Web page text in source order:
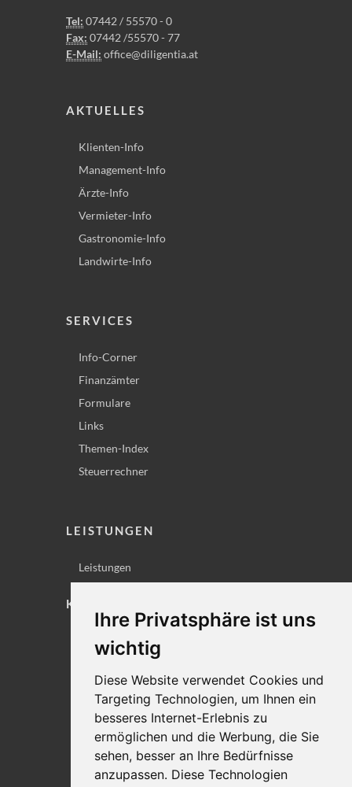
Ihre Privatsphäre ist uns
wichtig
Diese Website verwendet Cookies und
Targeting Technologien, um Ihnen ein
besseres Internet-Erlebnis zu
ermöglichen und die Werbung, die Sie
sehen, besser an Ihre Bedürfnisse
anzupassen. Diese Technologien
Tel: 07442 / 55570 - 0
Fax: 07442 /55570 - 77
E-Mail: office@diligentia.at
AKTUELLES
Klienten-Info
Management-Info
Ärzte-Info
Vermieter-Info
Gastronomie-Info
Landwirte-Info
SERVICES
Info-Corner
Finanzämter
Formulare
Links
Themen-Index
Steuerrechner
LEISTUNGEN
Leistungen
KONTAKT
Lageplan
Datenschutz
Cookie-Einstellungen